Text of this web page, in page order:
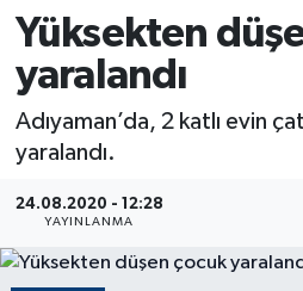
Yüksekten
yaralandı
Adıyaman’da, 2 katlı evin
yaralandı.
24.08.2020 - 12:28
YAYINLANMA
Rize Jandarma
Bilim Teknoloji
Advertising news
Canlı Maç
Süper Lig Puan Durumu
Tüm Manşetler
Son Dakika Haberleri
Haber Arşivi